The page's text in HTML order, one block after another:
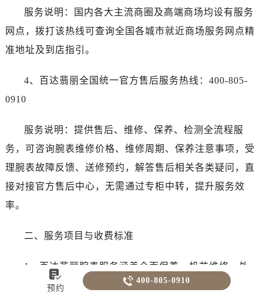
服务说明：国内各大主流商圈及高端商场均设有服务
网点，拨打该热线可查询全国各城市就近商场服务网点精
准地址及到店指引。
4、百达翡丽全国统一官方售后服务热线：400-805-
0910
服务说明：提供售后、维修、保养、检测全流程服
务，可咨询腕表维修价格、维修周期、保养注意事项，受
理腕表故障反馈、送修预约，解答售后相关各类疑问，直
接对接官方售后中心，无需通过专柜中转，提升服务效
率。
二、服务项目与收费标准
1、百达翡丽腕表服务涵盖全面保养、机芯维修、外
观翻新、配件更换等。其中基础保养（含机芯拆洗、上

预约
 400-805-0910